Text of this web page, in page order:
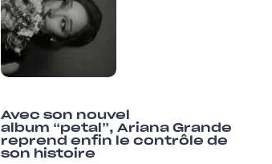
Avec son nouvel
album “petal”, Ariana Grande
reprend enfin le contrôle de
son histoire